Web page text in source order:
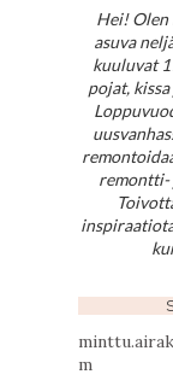
Hei! Olen
asuva
kuuluvat
pojat,
remontti-
m